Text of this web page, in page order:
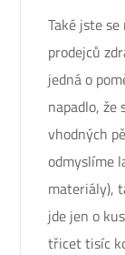
Také jste
prodejců
jedná o
napadlo, že
vhodných
odmyslíme
materiály),
jde jen o
třicet tisíc